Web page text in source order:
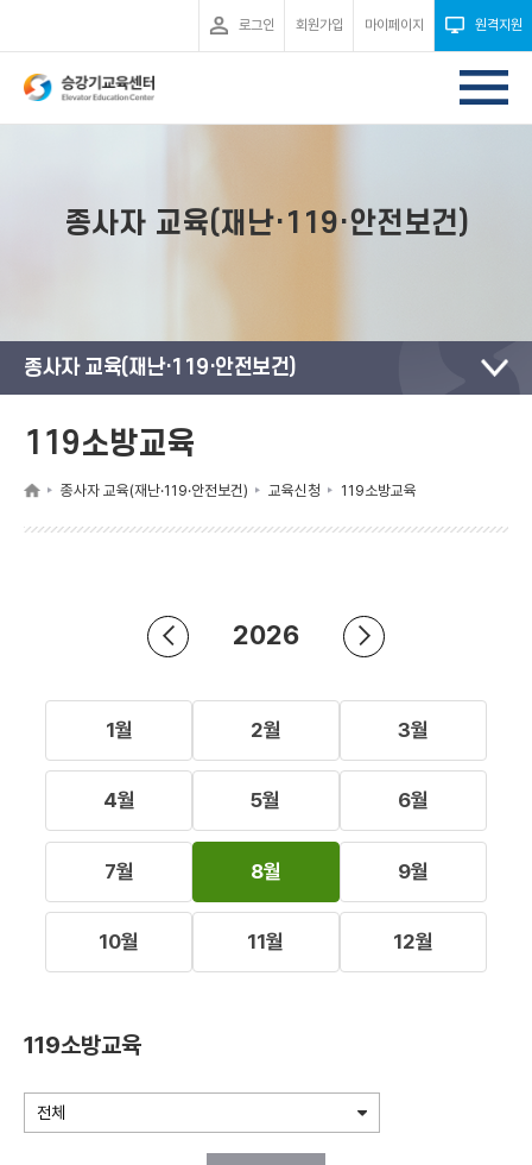
로그인 회원가입 마이페이지 원격지원
종사자 교육(재난·119·안전보건)
종사자 교육(재난·119·안전보건)
119소방교육
종사자 교육(재난·119·안전보건) 교육신청 119소방교육
2026
1월 2월 3월
4월 5월 6월
7월 8월 9월
10월 11월 12월
119소방교육